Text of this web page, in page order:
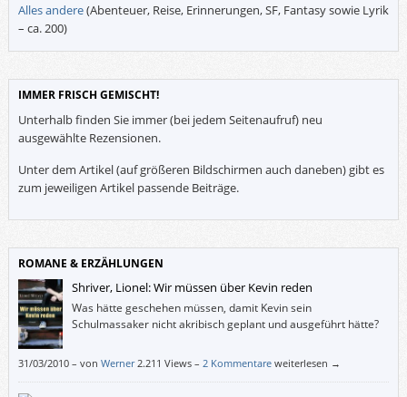
Alles andere(Abenteuer, Reise, Erinnerungen, SF, Fantasy sowie Lyrik
– ca. 200)
IMMER FRISCH GEMISCHT!
Unterhalb finden Sie immer (bei jedem Seitenaufruf) neu
ausgewählte Rezensionen.
Unter dem Artikel (auf größeren Bildschirmen auch daneben) gibt es
zum jeweiligen Artikel passende Beiträge.
ROMANE & ERZÄHLUNGEN
Shriver, Lionel: Wir müssen über Kevin reden
Was hätte geschehen müssen, damit Kevin sein
Schulmassaker nicht akribisch geplant und ausgeführt hätte?
31/03/2010– von Werner 2.211 Views – 2 Kommentare weiterlesen →